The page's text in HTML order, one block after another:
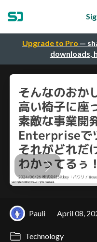
Upgrade to Pro —
downloads,
Pauli April 08,
Technology